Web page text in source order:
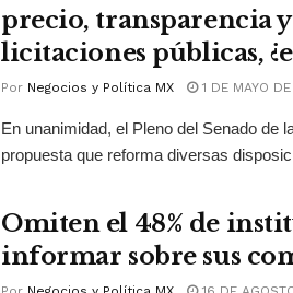
precio, transparencia
licitaciones públicas,
Por Negocios y Política MX 1 DE MAYO
En unanimidad, el Pleno del Senado de
propuesta que reforma diversas
Omiten el 48% de
informar sobre sus